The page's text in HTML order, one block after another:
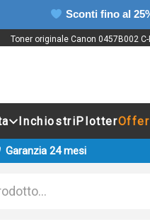
Sconti fino al
Toner originale Canon 0457B002
InchiostriPlotter
Garanzia 24 mesi